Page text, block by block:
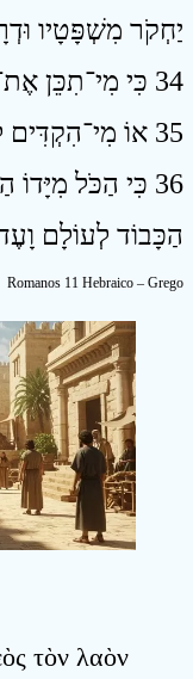
יַחְקֹר מִשְׁפָּטָיו
34 כִּי מִי־תִכֵּן אֶת־רוּחַ יְהוָֹה וְאִישׁ עֲצָתוֹ יוֹדִיעֶנּוּ׃
35 אוֹ מִי־הִקְדִּים לָתֵת אֵלָיו וִישֻׁלַּם לוֹ׃
36 כִּי הַכֹּל
הַכָּבוֹד לְעוֹלָם
Romanos 11 Hebraico – Grego
τὸν λαὸν